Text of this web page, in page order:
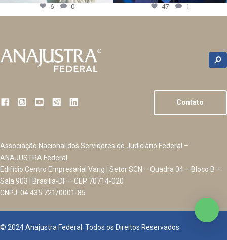
6 0 47 1
Contato
Associação Nacional dos Servidores do Judiciário Federal –
ANAJUSTRA Federal
Edifício Centro Empresarial Varig | Setor SCN – Quadra 04 – Bloco B –
Sala 903 | Brasília-DF – CEP 70714-020
CNPJ: 04.435.721/0001-85
© 2024 Anajustra Federal. Todos os Direitos Reservados.